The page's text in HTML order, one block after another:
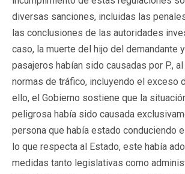
diversas sanciones, incluidas las
las conclusiones de las autoridades
caso, la muerte del hijo del demandante
pasajeros habían sido causadas por P.,
normas de tráfico, incluyendo el exceso
ello, el Gobierno sostiene que la
peligrosa había sido causada
persona que había estado conduciendo
lo que respecta al Estado, este había
medidas tanto legislativas como